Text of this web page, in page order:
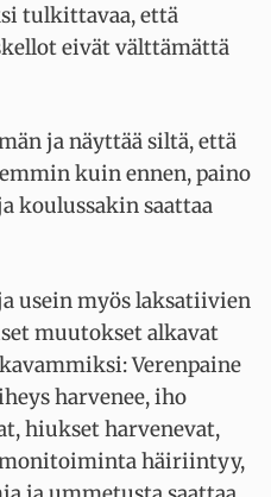
tulkittavaa, että
eivät välttämättä
ja näyttää siltä, että
kuin ennen, paino
koulussakin saattaa
usein myös laksatiivien
muutokset alkavat
Verenpaine
harvenee, iho
hiukset harvenevat,
häiriintyy,